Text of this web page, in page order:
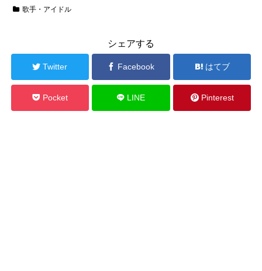
歌手・アイドル
シェアする
Twitter Facebook はてブ
Pocket LINE Pinterest